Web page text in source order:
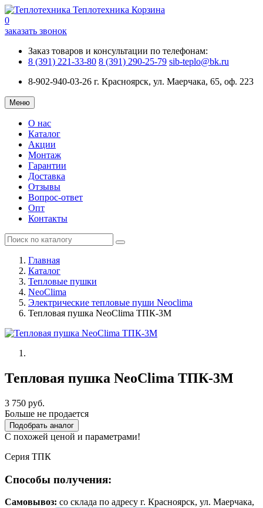
Теплотехника Корзина
0
заказать звонок
Заказ товаров и консультации по телефонам:
8 (391) 221-33-80 8 (391) 290-25-79 sib-teplo@bk.ru
8-902-940-03-26 г. Красноярск, ул. Маерчака, 65, оф. 223
Меню
О нас
Каталог
Акции
Монтаж
Гарантии
Доставка
Отзывы
Вопрос-ответ
Опт
Контакты
Главная
Каталог
Тепловые пушки
NeoClima
Электрические тепловые пуши Neoclima
Тепловая пушка NeoClima ТПК-3М
Тепловая пушка NeoClima ТПК-3М
3 750 руб.
Больше не продается
Подобрать аналог
С похожей ценой и параметрами!
Серия ТПК
Способы получения:
Самовывоз: cо склада по адресу г. Красноярск, ул. Маерчака,